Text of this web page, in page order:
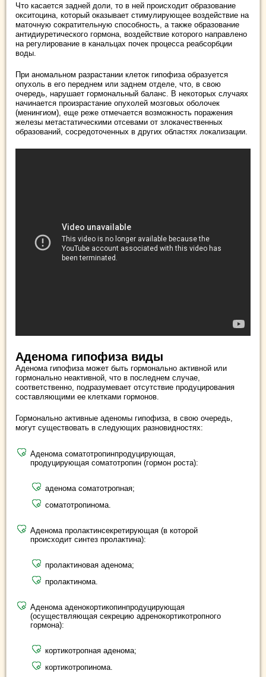
Что касается задней доли, то в ней происходит образование
окситоцина, который оказывает стимулирующее воздействие на
маточную сократительную способность, а также образование
антидиуретического гормона, воздействие которого направлено
на регулирование в канальцах почек процесса реабсорбции
воды.
При аномальном разрастании клеток гипофиза образуется
опухоль в его переднем или заднем отделе, что, в свою
очередь, нарушает гормональный баланс. В некоторых случаях
начинается произрастание опухолей мозговых оболочек
(менингиом), еще реже отмечается возможность поражения
железы метастатическими отсевами от злокачественных
образований, сосредоточенных в других областях локализации.
Аденома гипофиза виды
Аденома гипофиза может быть гормонально активной или
гормонально неактивной, что в последнем случае,
соответственно, подразумевает отсутствие продуцирования
составляющими ее клетками гормонов.
Гормонально активные аденомы гипофиза, в свою очередь,
могут существовать в следующих разновидностях:
Аденома соматотропинпродуцирующая,
продуцирующая соматотропин (гормон роста):
аденома соматотропная;
соматотропинома.
Аденома пролактинсекретирующая (в которой
происходит синтез пролактина):
пролактиновая аденома;
пролактинома.
Аденома аденокортикопинпродуцирующая
(осуществляющая секрецию адренокортикотропного
гормона):
кортикотропная аденома;
кортикотропинома.